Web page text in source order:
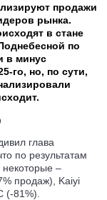
продажи
рынка.
в стане
по
в минус
го, но, по сути,
глава
по результатам
–
продаж), Kaiyi
(-81%).